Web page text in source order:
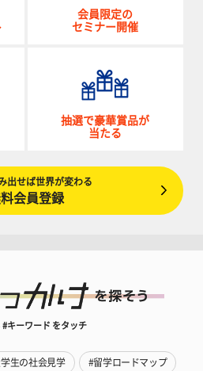
会員限定の
セミナー開催
抽選で豪華賞品が
当たる
出せば世界が変わる
会員登録
#キーワード をタッチ
生の社会見学 #留学ロードマップ